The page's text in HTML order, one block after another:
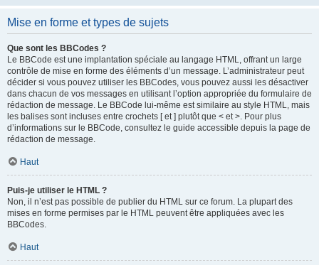
Mise en forme et types de sujets
Que sont les BBCodes ?
Le BBCode est une implantation spéciale au langage HTML, offrant un large
contrôle de mise en forme des éléments d’un message. L’administrateur peut
décider si vous pouvez utiliser les BBCodes, vous pouvez aussi les désactiver
dans chacun de vos messages en utilisant l’option appropriée du formulaire de
rédaction de message. Le BBCode lui-même est similaire au style HTML, mais
les balises sont incluses entre crochets [ et ] plutôt que < et >. Pour plus
d’informations sur le BBCode, consultez le guide accessible depuis la page de
rédaction de message.
Haut
Puis-je utiliser le HTML ?
Non, il n’est pas possible de publier du HTML sur ce forum. La plupart des
mises en forme permises par le HTML peuvent être appliquées avec les
BBCodes.
Haut